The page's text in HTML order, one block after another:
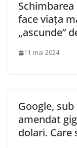
face viața
„ascunde”
11 mai 2024
Google,
amendat
dolari.